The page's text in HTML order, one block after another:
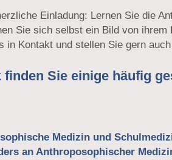
Einladung: Lernen Sie die
Sie sich selbst ein Bild von ihrem
in Kontakt und stellen Sie gern
Sie einige häufig
Medizin und
an Anthroposophischer